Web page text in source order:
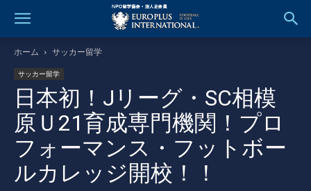
ホーム サッカー留学
サッカー留学
日本初！Jリーグ・SC相模
原Ｕ21育成専門機関！プロ
フォーマンス・フットボー
ルカレッジ開校！！